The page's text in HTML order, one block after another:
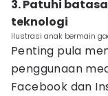
3. Patuhi
teknologi
ilustrasi anak bermain
Penting pula
penggunaan
Facebook dan